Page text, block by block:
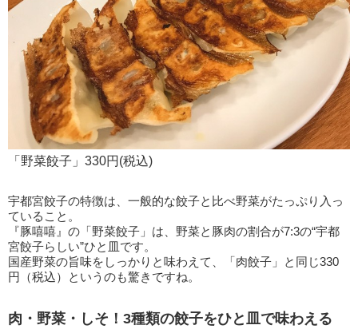
「野菜餃子」330円(税込)
宇都宮餃子の特徴は、一般的な餃子と比べ野菜がたっぷり入っ
ていること。
『豚嘻嘻』の「野菜餃子」は、野菜と豚肉の割合が7:3の“宇都
宮餃子らしい”ひと皿です。
国産野菜の旨味をしっかりと味わえて、「肉餃子」と同じ330
円（税込）というのも驚きですね。
肉・野菜・しそ！3種類の餃子をひと皿で味わえる